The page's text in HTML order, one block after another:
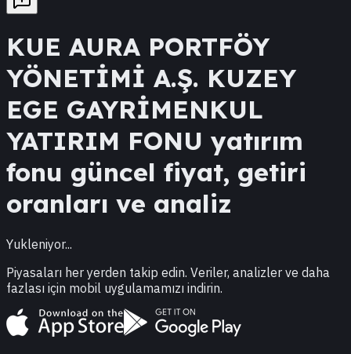
KUE AURA PORTFÖY
YÖNETİMİ A.Ş. KUZEY
EGE GAYRİMENKUL
YATIRIM FONU yatırım
fonu güncel fiyat, getiri
oranları ve analiz
Yukleniyor...
Piyasaları her yerden takip edin. Veriler, analizler ve daha
fazlası için mobil uygulamamızı indirin.